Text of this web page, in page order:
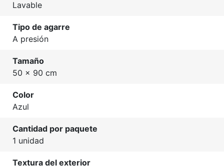
Lavable
Tipo de agarre
A presión
Tamaño
50 x 90 cm
Color
Azul
Cantidad por paquete
1 unidad
Textura del exterior